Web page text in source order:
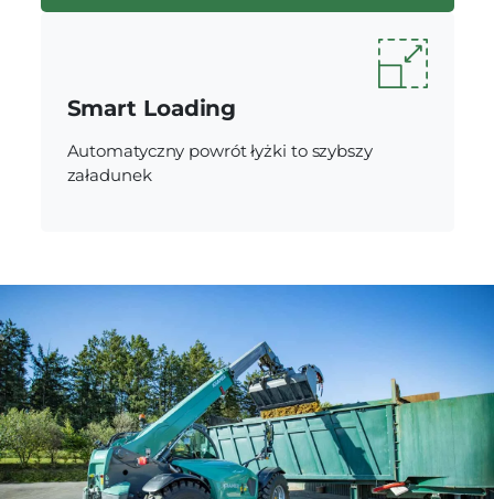
Smart Loading
Automatyczny powrót łyżki to szybszy
załadunek